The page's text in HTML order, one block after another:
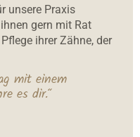
unsere Praxis
gern mit Rat
ihrer Zähne, der
mit einem
es dir.“